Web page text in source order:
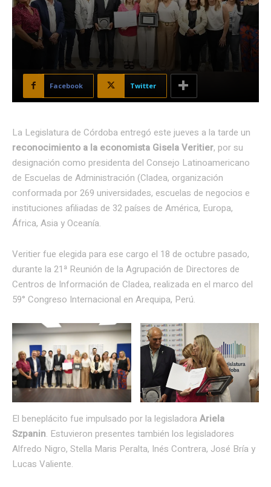
Facebook Twitter
La Legislatura de Córdoba entregó este jueves a la tarde un
reconocimiento a la economista Gisela Veritier, por su
designación como presidenta del Consejo Latinoamericano
de Escuelas de Administración (Cladea, organización
conformada por 269 universidades, escuelas de negocios e
instituciones afiliadas de 32 países de América, Europa,
África, Asia y Oceanía.
Veritier fue elegida para ese cargo el 18 de octubre pasado,
durante la 21ª Reunión de la Agrupación de Directores de
Centros de Información de Cladea, realizada en el marco del
59° Congreso Internacional en Arequipa, Perú.
El beneplácito fue impulsado por la legisladora Ariela
Szpanin. Estuvieron presentes también los legisladores
Alfredo Nigro, Stella Maris Peralta, Inés Contrera, José Bría y
Lucas Valiente.